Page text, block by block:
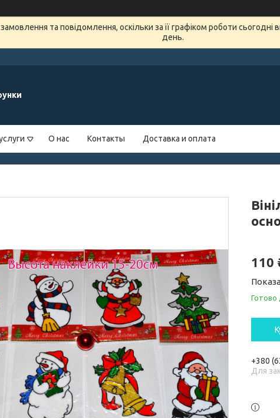
та повідомлення, оскільки за її графіком роботи
день.
О нас Контакты Доставка и оплата
110
Готово
+380
Для